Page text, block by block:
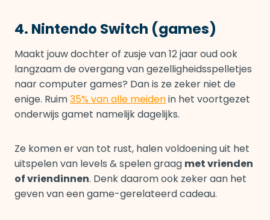
4. Nintendo Switch (games)
Maakt jouw dochter of zusje van 12 jaar oud ook
langzaam de overgang van gezelligheidsspelletjes
naar computer games? Dan is ze zeker niet de
enige. Ruim35% van alle meidenin het voortgezet
onderwijs gamet namelijk dagelijks.
Ze komen er van tot rust, halen voldoening uit het
uitspelen van levels & spelen graag met vrienden
of vriendinnen. Denk daarom ook zeker aan het
geven van een game-gerelateerd cadeau.